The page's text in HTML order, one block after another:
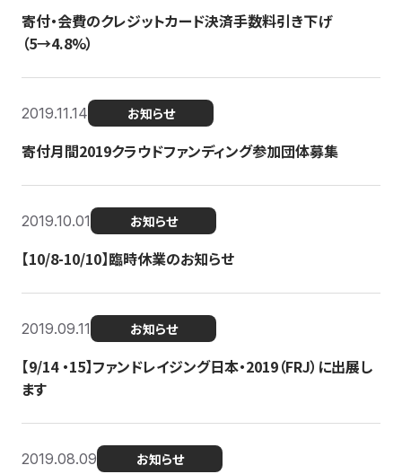
寄付・会費のクレジットカード決済手数料引き下げ
（5→4.8%）
2019.11.14 お知らせ
寄付月間2019クラウドファンディング参加団体募集
2019.10.01 お知らせ
【10/8-10/10】臨時休業のお知らせ
2019.09.11 お知らせ
【9/14 ・15】ファンドレイジング日本・2019（FRJ）に出展し
ます
2019.08.09 お知らせ